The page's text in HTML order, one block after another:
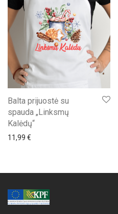
Balta prijuostė su
spauda „Linksmų
Kalėdų“
11,99 €